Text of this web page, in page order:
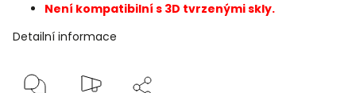
Není kompatibilní s 3D tvrzenými skly.
Detailní informace